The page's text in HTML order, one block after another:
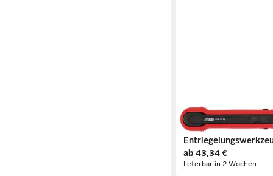
KS TOOLS
KS Tools 154.0131
Flachstecker 6,3 mm,
Entriegelung
ab 43,34 €
lieferbar in 2 Wochen